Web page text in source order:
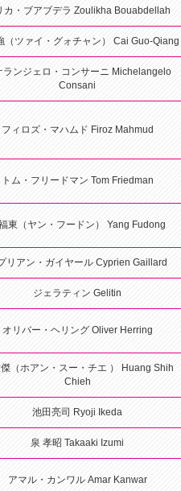
カ・ブアブデラ Zoulikha Bouabdellah
（ツァイ・グォチャン） Cai Guo-Qiang
ランジェロ・コンサーニ Michelangelo
Consani
フィロズ・マハムド Firoz Mahmud
トム・フリードマン Tom Friedman
東（ヤン・フードン） Yang Fudong
リアン・ガイヤール Cyprien Gaillard
ジェラティン Gelitin
オリバー・ヘリング Oliver Herring
（ホアン・スー・チエ ） Huang Shih
Chieh
池田亮司 Ryoji Ikeda
泉 孝昭 Takaaki Izumi
アマル・カンワル Amar Kanwar